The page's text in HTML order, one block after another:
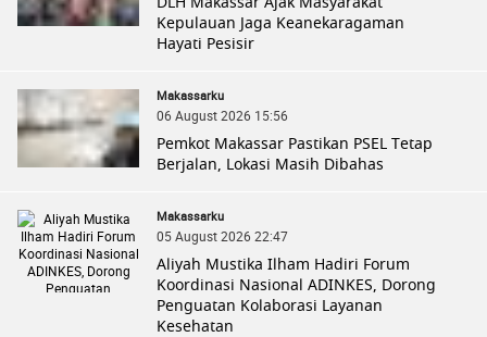
Kepulauan Jaga Keanekaragaman
Hayati Pesisir
Makassarku
06 August 2026 15:56
Pemkot Makassar Pastikan PSEL Tetap
Berjalan, Lokasi Masih Dibahas
Makassarku
05 August 2026 22:47
Aliyah Mustika Ilham Hadiri Forum
Koordinasi Nasional ADINKES, Dorong
Penguatan Kolaborasi Layanan
Kesehatan